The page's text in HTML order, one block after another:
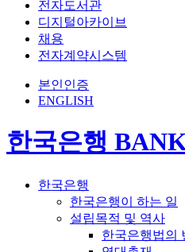
전자도서관
디지털아카이브
채용
전자계약시스템
본인인증
ENGLISH
한국은행
한국은행
한국은행이 하는 일
설립목적 및 역사
한국은행법의